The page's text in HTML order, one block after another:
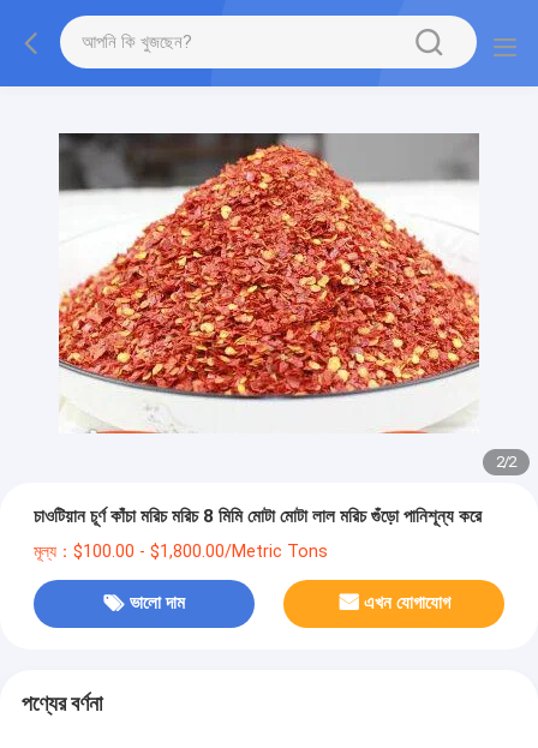
2/2
চাওটিয়ান চূর্ণ কাঁচা মরিচ মরিচ 8 মিমি মোটা মোটা লাল মরিচ গুঁড়ো পানিশূন্য করে
মূল্য：$100.00 - $1,800.00/Metric Tons
ভালো দাম এখন যোগাযোগ
পণ্যের বর্ণনা